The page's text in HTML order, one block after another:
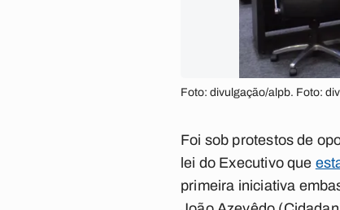
Foto: divulgação/alpb. Foto:
Foi sob protestos de
lei do Executivo que
primeira iniciativa